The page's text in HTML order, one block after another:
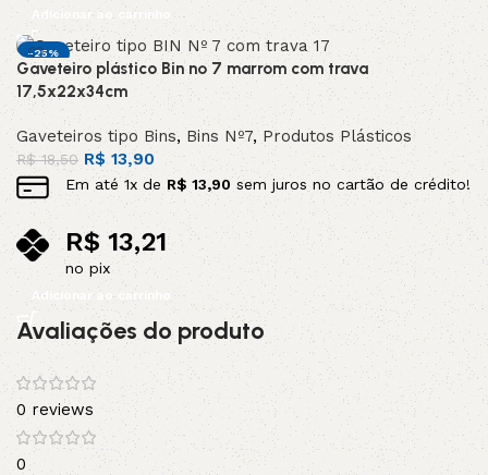
Adicionar ao carrinho
-25%
DESTAQUE
Gaveteiro plástico Bin nº 7 marrom com trava
17,5x22x34cm
Gaveteiros tipo Bins, Bins Nº7, Produtos Plásticos
R$18,50 R$13,90
Em até 1x de R$ 13,90 sem juros no cartão de crédito!
R$ 13,21
no pix
Adicionar ao carrinho
Avaliações do produto
0 reviews
0